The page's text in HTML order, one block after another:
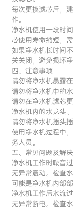
每次更换滤芯后，
作。
净水机使用一段时
芯使用寿命缩短，
如果净水机长时间
关关闭，避免损坏净
四、注意事项
请勿将净水机暴露
请勿将净水机中的
请勿在净水机滤芯
净水机内的水龙头
请勿将净水机插头
使用净水机过程中
务人员。
五、常见问题及解
净水机工作时噪音
无异常震动。检查
可能是净水机内部
净水机工作后水流
无异常断电。检查